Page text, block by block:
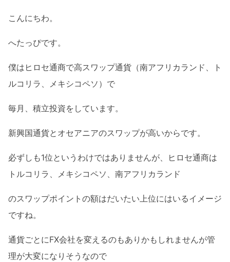
こんにちわ。
へたっぴです。
僕はヒロセ通商で高スワップ通貨（南アフリカランド、ト
ルコリラ、メキシコペソ）で
毎月、積立投資をしています。
新興国通貨とオセアニアのスワップが高いからです。
必ずしも1位というわけではありませんが、ヒロセ通商は
トルコリラ、メキシコペソ、南アフリカランド
のスワップポイントの額はだいたい上位にはいるイメージ
ですね。
通貨ごとにFX会社を変えるのもありかもしれませんが管
理が大変になりそうなので